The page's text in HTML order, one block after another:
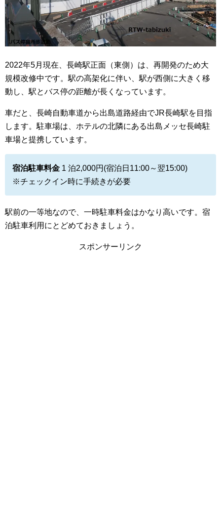
2022年5月現在、長崎駅正面（東側）は、再開発のため大
規模改修中です。駅の高架化に伴い、駅が西側に大きく移
動し、駅とバス停の距離が長くなっています。
車だと、長崎自動車道から出島道路経由でJR長崎駅を目指
します。駐車場は、ホテルの北隣にある出島メッセ長崎駐
車場と提携しています。
宿泊駐車料金 1 泊2,000円(宿泊日11:00～翌15:00)
※チェックイン時に手続きが必要
駅前の一等地なので、一時駐車料金はかなり高いです。宿
泊駐車利用にとどめておきましょう。
スポンサーリンク